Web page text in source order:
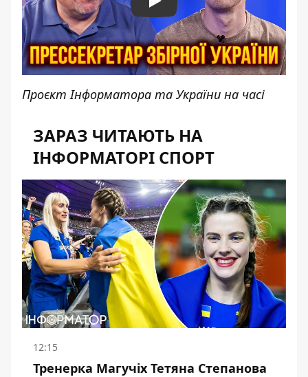
Play
Проєкт Інформатора та України на часі
ЗАРАЗ ЧИТАЮТЬ НА
ІНФОРМАТОРІ СПОРТ
12:15
Тренерка Магучіх Тетяна Степанова